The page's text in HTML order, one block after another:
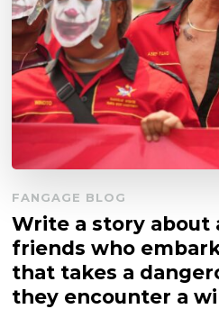
FANGAGE BLOG
Write a story about
friends who
that takes a
they encounter a